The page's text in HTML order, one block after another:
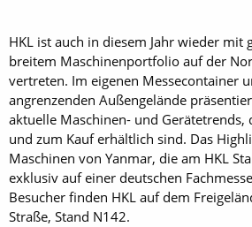
HKL ist auch in diesem Jahr wieder mit
breitem Maschinenportfolio auf der
vertreten. Im eigenen Messecontainer
angrenzenden Außengelände
aktuelle Maschinen- und Gerätetrends,
und zum Kauf erhältlich sind. Das
Maschinen von Yanmar, die am HKL
exklusiv auf einer deutschen
Besucher finden HKL auf dem
Straße, Stand N142.